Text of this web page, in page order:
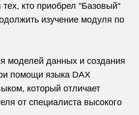
кто приобрел "Базовый"
изучение модуля по
моделей данных и создания
помощи языка DAX
который отличает
от специалиста высокого